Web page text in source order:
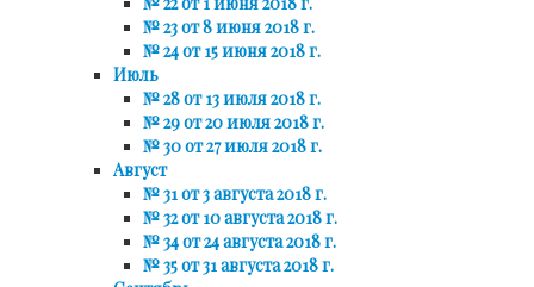
№ 23 от 8 июня 2018 г.
№ 24 от 15 июня 2018 г.
Июль
№ 28 от 13 июля 2018 г.
№ 29 от 20 июля 2018 г.
№ 30 от 27 июля 2018 г.
Август
№ 31 от 3 августа 2018 г.
№ 32 от 10 августа 2018 г.
№ 34 от 24 августа 2018 г.
№ 35 от 31 августа 2018 г.